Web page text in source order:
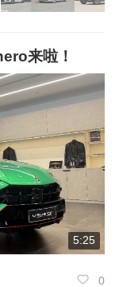
来啦！
5:25
0